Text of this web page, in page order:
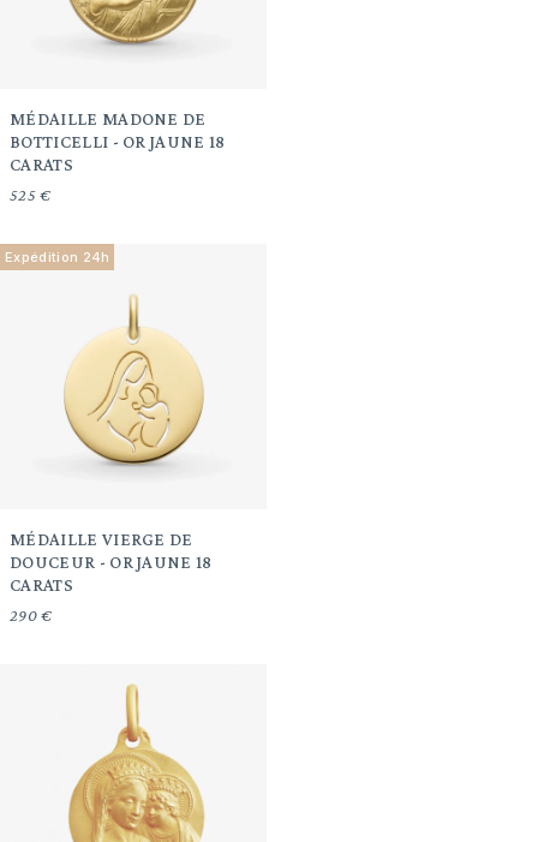
MÉDAILLE MADONE DE
BOTTICELLI - OR JAUNE 18
CARATS
525 €
Expédition 24h
MÉDAILLE VIERGE DE
DOUCEUR - OR JAUNE 18
CARATS
290 €